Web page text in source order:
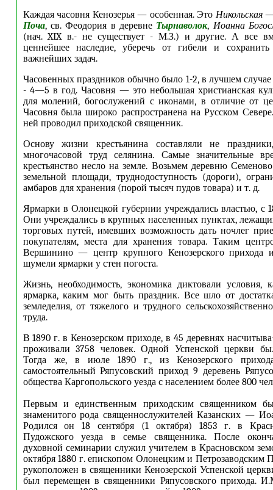
Каждая часовня Кенозерья — особенная. Это Никольская—
Поча, св. Феодория в деревне Тырнаволок, Иоанна
(нач. XIX в.- не существует - М.З.) и другие. А все
ценнейшее наследие, уберечь от гибели и
важнейших задач.
Часовенных праздников обычно было 1-2, в лучшем случае
- 4—5 в год. Часовня — это небольшая христианская
для молений, богослужений с иконами, в отличие от
Часовня была широко распространена на Русском
ней проводил приходской священник.
Основу жизни крестьянина составляли не
многочасовой труд селянина. Самые значительные
крестьянство несло на земле. Возьмем деревню
земельной площади, труднодоступность (дороги),
амбаров для хранения (порой тысяч пудов товара) и т. д.
Ярмарки в Олонецкой губернии учреждались властью, с
Они учреждались в крупных населенных пунктах,
торговых путей, имевших возможность дать ночлег
покупателям, места для хранения товара. Таким
Вершинино — центр крупного Кенозерского прихода
шумели ярмарки у стен погоста.
Жизнь, необходимость, экономика диктовали условия,
ярмарка, каким мог быть праздник. Все шло от
земледелия, от тяжелого и трудного
труда.
В 1890 г. в Кенозерском приходе, в 45 деревнях
проживали 3758 человек. Одной Успенской церкви
Тогда же, в июле 1890 г., из Кенозерского
самостоятельный Ряпусовский приход 9 деревень
общества Каргопольского уезда с населением более 800
Первым и единственным приходским священником
знаменитого рода священнослужителей Казанских —
Родился он 18 сентября (1 октября) 1853 г. в
Пудожского уезда в семье священника. После
духовной семинарии служил учителем в Красновском
октября 1880 г. епископом Олонецким и Петрозаводским
рукоположен в священники Кенозерской Успенской
был перемещен в священники Ряпусовского прихода.